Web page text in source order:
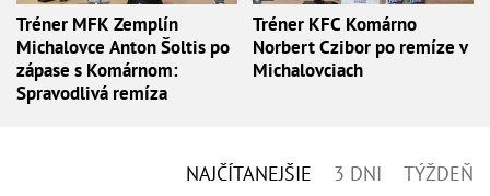
Tréner MFK Zemplín
Michalovce Anton Šoltis po
zápase s Komárnom:
Spravodlivá remíza
Tréner KFC Komárno
Norbert Czibor po remíze v
Michalovciach
NAJČÍTANEJŠIE 3 DNI TÝŽDEŇ